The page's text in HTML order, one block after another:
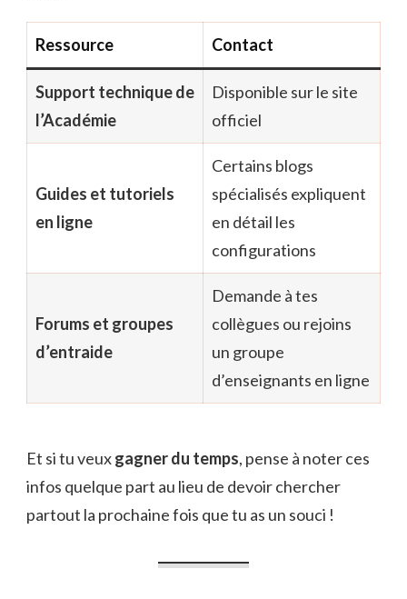
Ressource Contact
Support technique de
l’Académie
Disponible sur le site
officiel
Guides et tutoriels
en ligne
Certains blogs
spécialisés expliquent
en détail les
configurations
Forums et groupes
d’entraide
Demande à tes
collègues ou rejoins
un groupe
d’enseignants en ligne
Et si tu veuxgagner du temps, pense à noter ces
infos quelque part au lieu de devoir chercher
partout la prochaine fois que tu as un souci !